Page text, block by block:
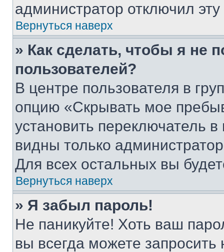
администратор отключил
Вернуться наверх
» Как сделать, чтобы я не
пользователей?
В центре пользователя в
опцию «Скрывать мое
установить переключатель
видны только
Для всех остальных вы
Вернуться наверх
» Я забыл пароль!
Не паникуйте! Хоть ваш
вы всегда можете